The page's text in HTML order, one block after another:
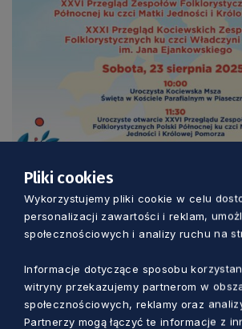
Organizatorami imprezy są
Pliki cookies
Wykorzystujemy pliki cookie w celu
personalizacji zawartości i reklam,
społecznościowych i analizy ruchu na
Informacje dotyczące sposobu
witryny przekazujemy partnerom w
społecznościowych, reklamy oraz
Partnerzy mogą łączyć te informacje z